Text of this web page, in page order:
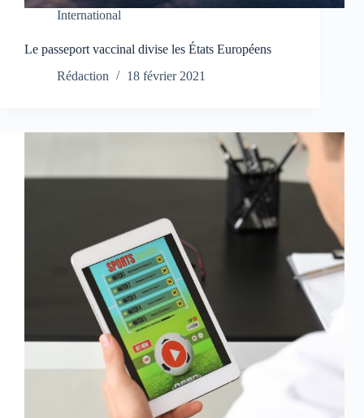
International
Le passeport vaccinal divise les États Européens
Rédaction
18 février 2021